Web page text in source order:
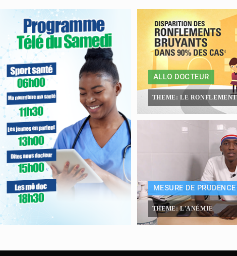
ALLO DOCTEUR
THEME: LE RONFLEMENT
MESURE DE PRUDENCE
THEME: L'ANÉMIE